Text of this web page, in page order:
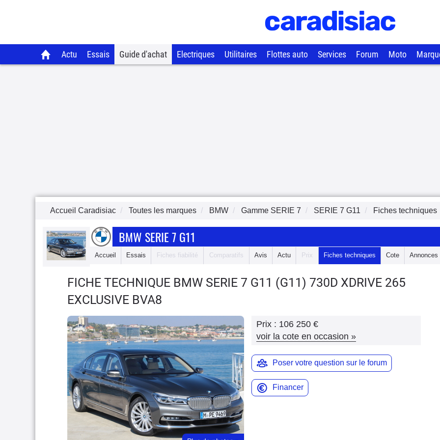
Actu Essais Guide d'achat Electriques Utilitaires Flottes auto Services Forum Moto
Accueil Caradisiac Toutes les marques BMW Gamme SERIE 7 SERIE 7 G11 Fiches techniques
BMW SERIE 7 G11
Accueil Essais Fiches fiabilité Comparatifs Avis Actu Prix Fiches techniques Cote Annonces
FICHE TECHNIQUE BMW SERIE 7 G11 (G11) 730D XDRIVE 265
EXCLUSIVE BVA8
Prix : 106 250 €
voir la cote en occasion »
Poser votre question sur le forum
Financer